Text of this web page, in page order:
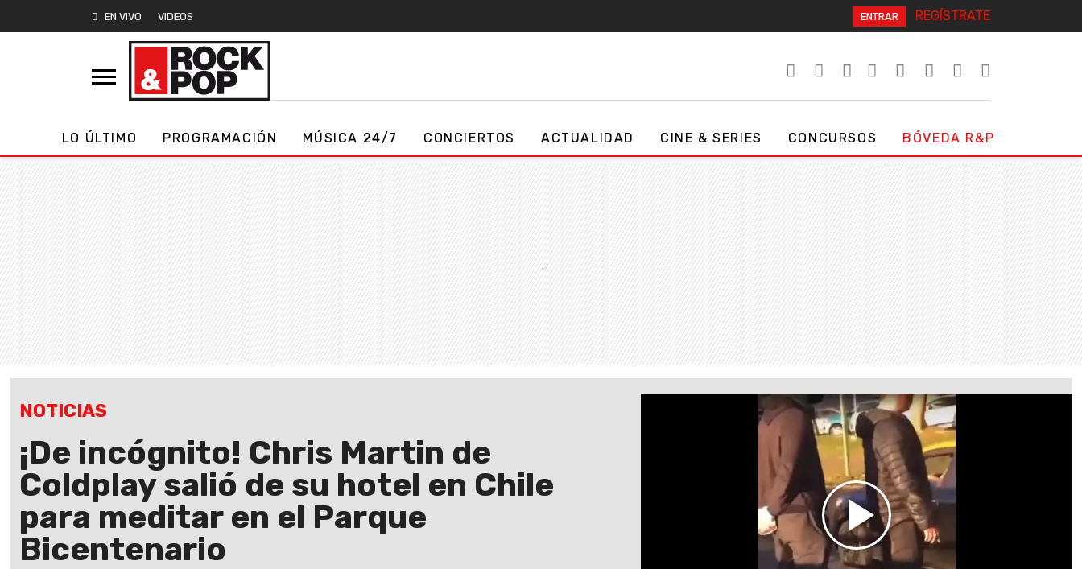
EN VIVO VIDEOS ENTRAR REGÍSTRATE
LO ÚLTIMO PROGRAMACIÓN MÚSICA 24/7 CONCIERTOS ACTUALIDAD CINE & SERIES CONCURSOS BÓVEDA R&P
NOTICIAS
¡De incógnito! Chris Martin de
Coldplay salió de su hotel en Chile
para meditar en el Parque
Bicentenario